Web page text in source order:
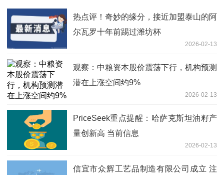
热点评！奇妙的缘分，接近加盟泰山的阿
尔瓦罗十年前踢过潍坊杯
2026-02-13
观察：中粮资本股价震荡下行，机构预测
潜在上涨空间约9%
2026-02-13
PriceSeek重点提醒：哈萨克斯坦油籽产
量创新高 当前信息
2026-02-13
信宜市众辉工艺品制造有限公司成立 注